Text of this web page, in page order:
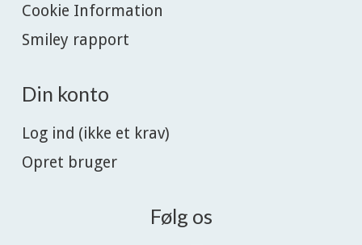
Cookie Information
Smiley rapport
Din konto
Log ind (ikke et krav)
Opret bruger
Følg os